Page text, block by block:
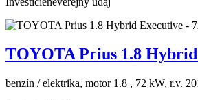
TOYOTA Prius 1.8
benzín / elektrika, motor 1.8 , 72 kW, r.v.